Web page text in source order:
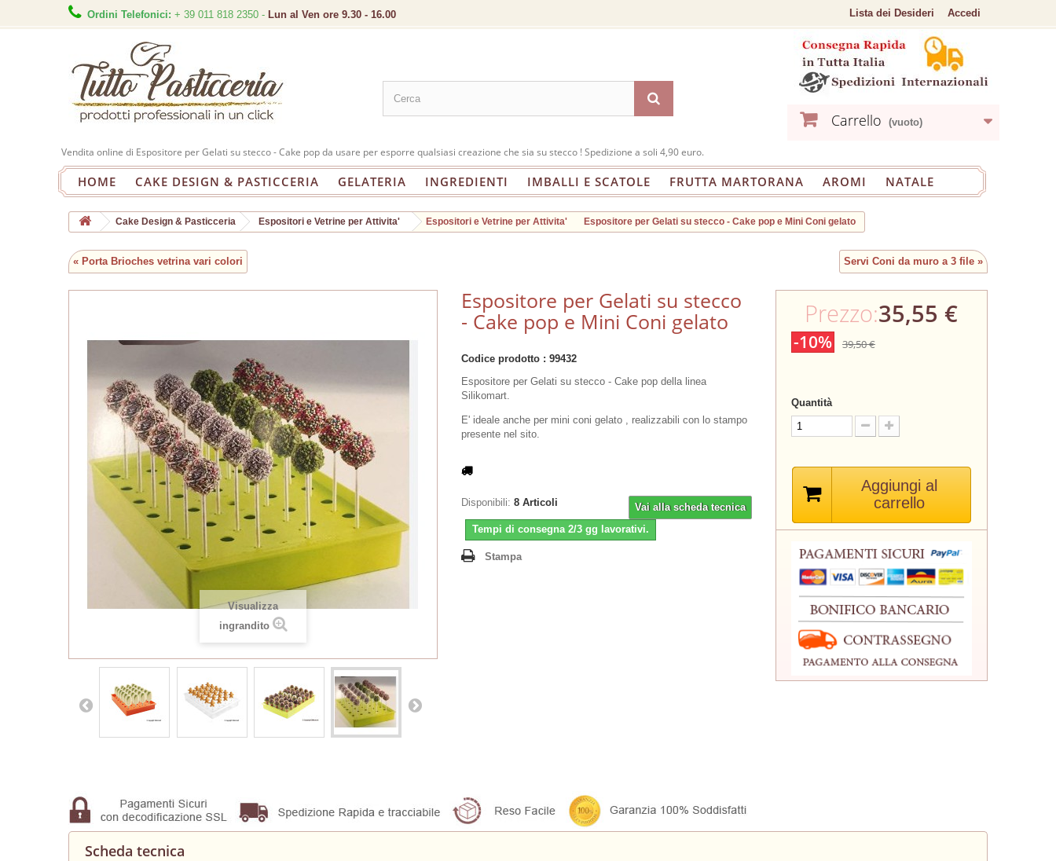
Accedi
Ordini Telefonici: + 39 011 818 2350 - Lun al Ven ore 9.30 - 16.00 Lista dei Desideri
Carrello (vuoto)
Vendita online di Espositore per Gelati su stecco - Cake pop da usare per esporre qualsiasi creazione che sia su stecco ! Spedizione a soli 4,90 euro.
HOME CAKE DESIGN & PASTICCERIA GELATERIA INGREDIENTI IMBALLI E SCATOLE FRUTTA MARTORANA AROMI NATALE
Cake Design & Pasticceria Espositori e Vetrine per Attivita' Espositori e Vetrine per Attivita' Espositore per Gelati su stecco - Cake pop e Mini Coni gelato
« Porta Brioches vetrina vari colori Servi Coni da muro a 3 file »
Visualizza
ingrandito
Espositore per Gelati su stecco
- Cake pop e Mini Coni gelato
Codice prodotto : 99432
Espositore per Gelati su stecco - Cake pop della linea
Silikomart.
E' ideale anche per mini coni gelato , realizzabili con lo stampo
presente nel sito.
Vai alla scheda tecnica
Disponibili: 8 Articoli
Tempi di consegna 2/3 gg lavorativi.
Stampa
Prezzo:35,55 €
-10% 39,50 €
Quantità
Aggiungi al
carrello
Scheda tecnica